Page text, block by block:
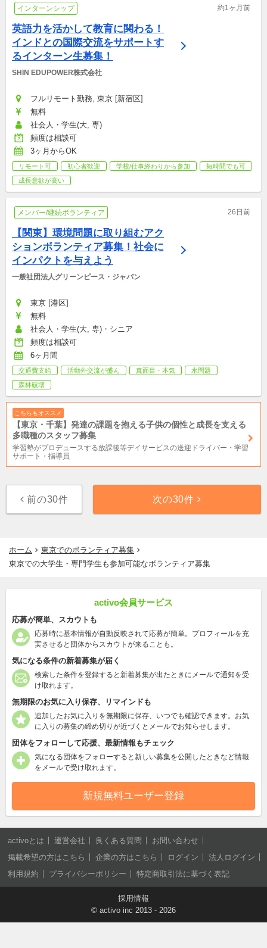
インターンシップ 約1ヶ月前
英語力を活かして教育に関わる！
インドとの国際交流をサポートす
るインターン生募集！
SHIN EDUPOWER株式会社
フルリモート勤務, 東京 [新宿区]
無料
社会人・学生(大, 専)
頻度は相談可
3ヶ月からOK
リモート可 初心者歓迎 学校/仕事終わりから参加
短時間でも可
成長意欲が高い
メンバー/継続ボランティア 26日前
【関東】環境問題に取り組むアク
ションボランティア募集！社会に
インパクトを与えよう
一般社団法人グリーンピース・ジャパン
東京 [港区]
無料
社会人・学生(大, 専)・シニア
頻度は相談可
6ヶ月間
交通費支給 活動外交流が盛ん 真面目・本気
水問題
森林破壊
こちらもオススメ
【東京・千葉】発達の課題を抱える子供の個性と成長を支える
多職種のスタッフ募集
学習塾がプロデュースする放課後等デイサービスの送迎ドライバー・学習
サポート・指導員
前の30件 次の30件
ホーム
東京でのボランティア募集
東京での大学生・専門学生も参加可能なボランティア募集
activo会員サービス
応募が簡単、スカウトも
応募時に基本情報が自動反映されて応募が簡単。プロフィールを充
実させると団体からスカウトが来ることも。
気になる条件の新着募集が届く
検索した条件を登録すると新着募集が出たときにメールで通知を受
け取れます。
無期限のお気に入り保存、リマインドも
追加したお気に入りを無期限に保存、いつでも確認できます。お気
に入りの募集の締め切りが近づくとメールでお知らせします。
団体をフォローして応援、最新情報もチェック
気になる団体をフォローすると新しい募集を公開したときなど情報
をメールで受け取れます。
新規無料ユーザー登録
activoとは 運営会社 良くある質問
お問い合わせ
掲載希望の方はこちら
企業の方はこちら ログイン
法人ログイン
利用規約
プライバシーポリシー 特定商取引法に基づく表記
採用情報
© activo inc 2013 - 2026